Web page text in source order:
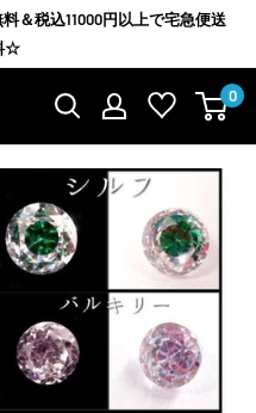
＆税込11000円以上で宅急便送
☆
0